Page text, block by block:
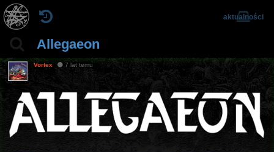
Allegaeon
aktualności
Vortex 7 lat temu